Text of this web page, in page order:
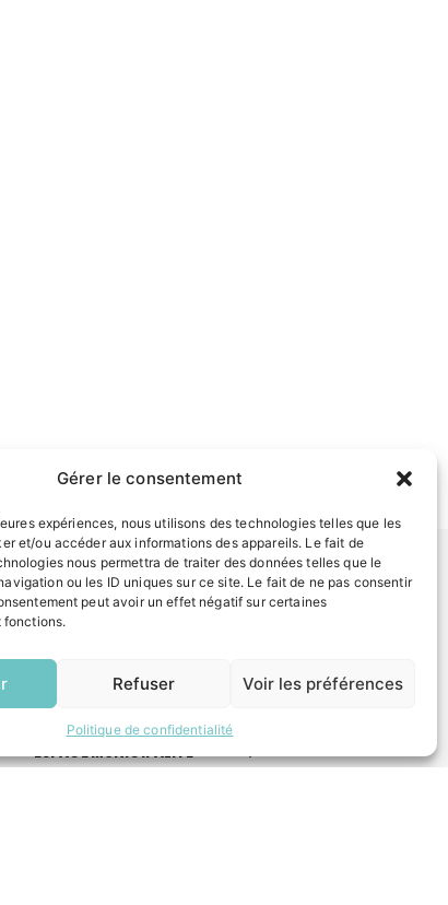
Gérer le consentement
expériences, nous utilisons des technologies telles que les
et/ou accéder aux informations des appareils. Le fait de
nous permettra de traiter des données telles que le
ou les ID uniques sur ce site. Le fait de ne pas consentir
peut avoir un effet négatif sur certaines
fonctions.
Refuser Voir les préférences
Politique de confidentialité
INFORMATIONS LÉGALES
Politique de confidentialité
Plan du site
ESPACE MUNICIPALITÉ